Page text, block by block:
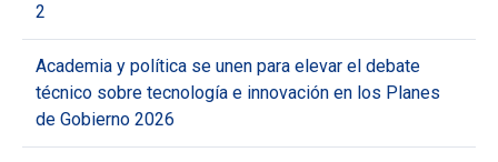
2
Academia y política se unen para elevar el debate
técnico sobre tecnología e innovación en los Planes
de Gobierno 2026